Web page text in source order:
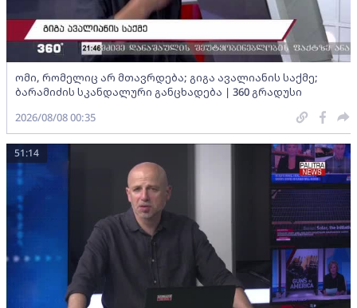
ომი, რომელიც არ მთავრდება; გიგა ავალიანის საქმე;
ბარამიძის სკანდალური განცხადება | 360 გრადუსი
2026/08/08 00:35
51:14